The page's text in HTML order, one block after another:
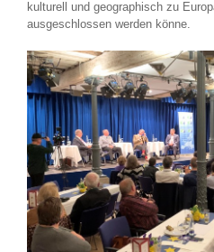
kulturell und geographisch zu
ausgeschlossen werden könne.